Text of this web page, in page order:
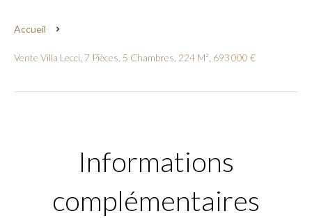
Accueil
Vente Villa Lecci, 7 Pièces, 5 Chambres, 224 M², 693 000 €
Informations
complémentaires